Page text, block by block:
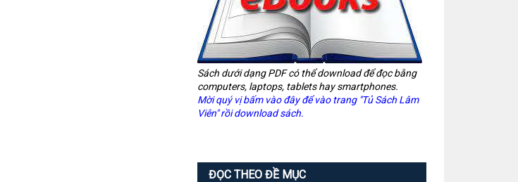
Sách dưới dạng PDF có thể download để đọc bằng
computers, laptops, tablets hay smartphones.
Mời quý vị bấm vào đây để vào trang "Tủ Sách Lâm
Viên" rồi download sách.
ĐỌC THEO ĐỀ MỤC